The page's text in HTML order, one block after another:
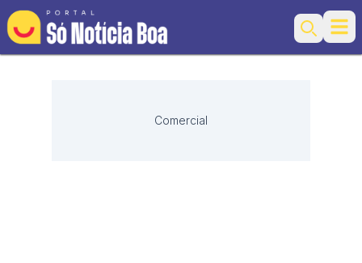
Search
Comercial